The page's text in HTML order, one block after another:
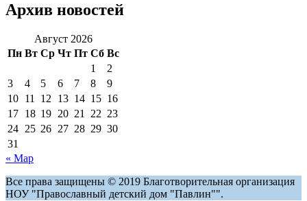
Архив новостей
Август 2026
Пн Вт Ср Чт Пт Сб Вс
1
2
3
4 5 6 7 8
9
10 11 12 13 14 15 16
17 18 19 20 21 22 23
24 25 26 27 28 29 30
31
« Мар
Все права защищены © 2019 Благотворительная организация
НОУ "Православный детский дом "Павлин"".